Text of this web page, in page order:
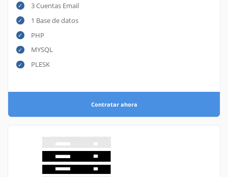
3 Cuentas Email
1 Base de datos
PHP
MYSQL
PLESK
Contratar ahora